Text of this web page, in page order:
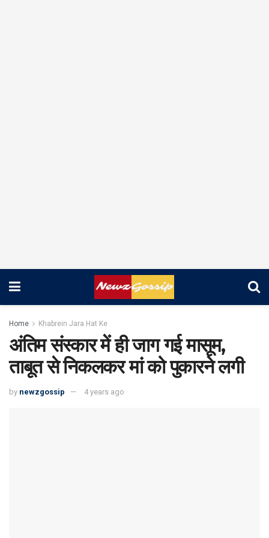
Home Khabrein Jara Hat Ke
अंतिम संस्कार में ही जाग गई मासूम,
ताबूत से निकलकर मां को पुकारने लगी
by newzgossip 4 years ago